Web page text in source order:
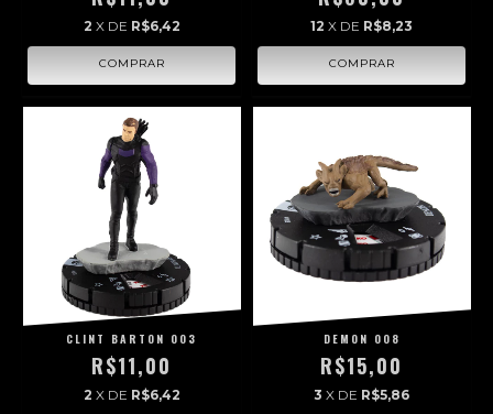
2 X DE R$6,42 12 X DE R$8,23
CLINT BARTON 003
R$11,00
2 X DE R$6,42
DEMON 008
R$15,00
3 X DE R$5,86